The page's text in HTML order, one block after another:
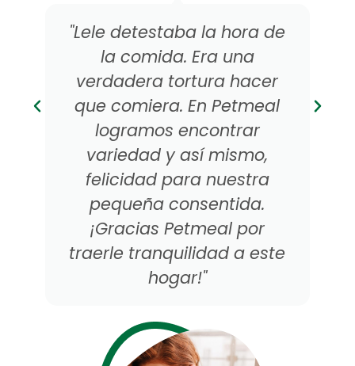
"Lele detestaba la hora de
la comida. Era una
verdadera tortura hacer
que comiera. En Petmeal
logramos encontrar
variedad y así mismo,
felicidad para nuestra
pequeña consentida.
¡Gracias Petmeal por
traerle tranquilidad a este
hogar!"